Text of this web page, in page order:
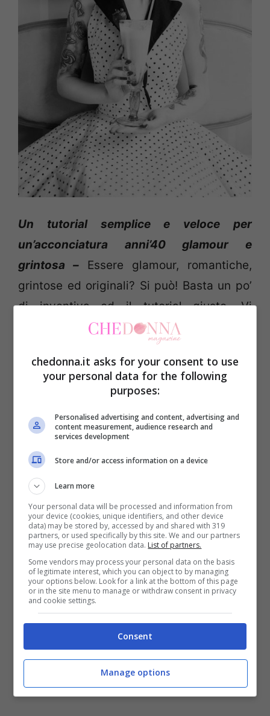
Un tutorial semplice e veloce per
un’acconciatura anni’40 glamour e
grintosa – Essere glamour, romantiche,
grintose ed originali? Si può! Basta un po’
di inventiva ed il tutorial giusto. Vi
proponiamo oggi una sfida davvero unica
ed abbastanza facile da vincere: creare
una splendida acconciatura anni ’40!
vostro look è assicurato ed i complimenti
boccoli che si posano sinuosamente uno
sull’altro..siete pronte? Via con il tutorial!
Consiglio: Per impreziosire la vostra
acconciatura procuratevi un fermaglio a
forma di fiore, vi donerà un tocco retro.
chedonna.it asks for your consent to use
your personal data for the following
purposes:
Personalised advertising and content, advertising and
content measurement, audience research and
services development
Store and/or access information on a device
Learn more
Your personal data will be processed and information from
your device (cookies, unique identifiers, and other device
data) may be stored by, accessed by and shared with 319
partners, or used specifically by this site. We and our partners
may use precise geolocation data. List of partners.
Some vendors may process your personal data on the basis
of legitimate interest, which you can object to by managing
your options below. Look for a link at the bottom of this page
or in the site menu to manage or withdraw consent in privacy
and cookie settings.
Consent
Manage options